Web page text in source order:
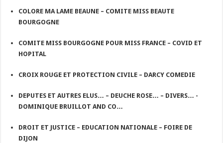
COLORE MA LAME BEAUNE – COMITE MISS BEAUTE
BOURGOGNE
COMITE MISS BOURGOGNE POUR MISS FRANCE – COVID ET
HOPITAL
CROIX ROUGE ET PROTECTION CIVILE – DARCY COMEDIE
DEPUTES ET AUTRES ELUS… – DEUCHE ROSE… – DIVERS… -
DOMINIQUE BRUILLOT AND CO…
DROIT ET JUSTICE – EDUCATION NATIONALE – FOIRE DE
DIJON